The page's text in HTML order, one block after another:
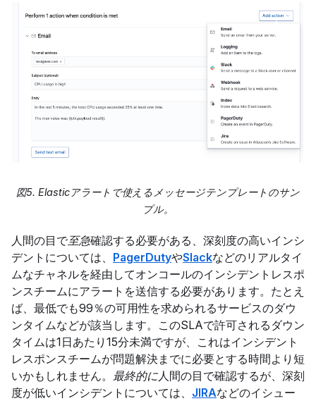
図5. Elasticアラートで使えるメッセージテンプレートのサン
プル。
人間の目で至急確認する必要がある、深刻度の高いインシ
デントについては、 PagerDutyやSlackなどのリアルタイ
ムなチャネルを経由してオンコールのインシデントレスポ
ンスチームにアラートを送信する必要があります。たとえ
ば、最低でも99％の可用性を求められるサービスのダウ
ンタイムなどが該当します。このSLAで許可されるダウン
タイムは1日あたり15分未満ですが、これはインシデント
レスポンスチームが問題解決までに必要とする時間より短
いかもしれません。 最終的に人間の目で確認するが、深刻
度が低いインシデントについては、 JIRAなどのイシュー